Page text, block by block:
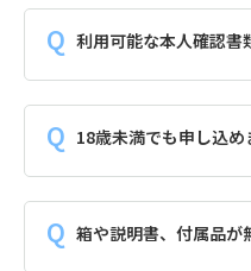
利用可能な本人確認書
18歳未満でも申し込め
箱や説明書、付属品が